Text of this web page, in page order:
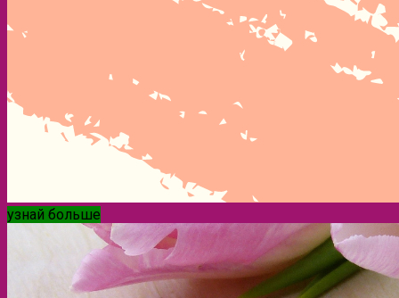
узнай больше